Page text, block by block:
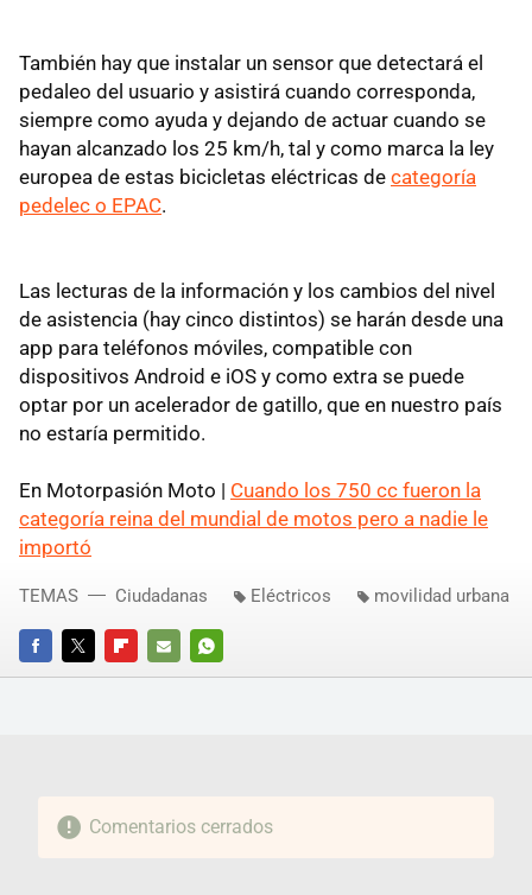
También hay que instalar un sensor que detectará el
pedaleo del usuario y asistirá cuando corresponda,
siempre como ayuda y dejando de actuar cuando se
hayan alcanzado los 25 km/h, tal y como marca la ley
europea de estas bicicletas eléctricas de categoría
pedelec o EPAC.
Las lecturas de la información y los cambios del nivel
de asistencia (hay cinco distintos) se harán desde una
app para teléfonos móviles, compatible con
dispositivos Android e iOS y como extra se puede
optar por un acelerador de gatillo, que en nuestro país
no estaría permitido.
En Motorpasión Moto | Cuando los 750 cc fueron la
categoría reina del mundial de motos pero a nadie le
importó
FACEBOOKTWITTERFLIPBOARD
E-
WHATSAPP
TEMAS Ciudadanas Eléctricos movilidad urbana
Comentarios cerrados